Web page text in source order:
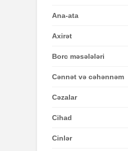
Ana-ata
Axirət
Borc məsələləri
Cənnət və cəhənnəm
Cəzalar
Cihad
Cinlər